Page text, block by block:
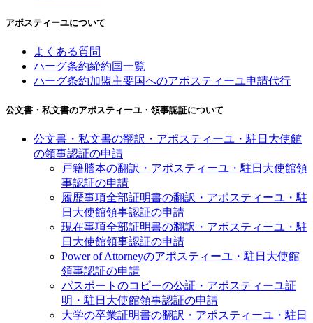
アポスティーユについて
よくある質問
ハーグ条約締約国一覧
ハーグ条約加盟主要国へのアポスティーユ申請代行
公文書・私文書のアポスティーユ・領事認証について
公文書・私文書の翻訳・アポスティーユ・駐日大使館
の領事認証の申請
戸籍謄本の翻訳・アポスティーユ・駐日大使館領
事認証の申請
履歴事項全部証明書の翻訳・アポスティーユ・駐
日大使館領事認証の申請
現在事項全部証明書の翻訳・アポスティーユ・駐
日大使館領事認証の申請
Power of Attorneyのアポスティーユ・駐日大使館
領事認証の申請
パスポートのコピーの公証・アポスティーユ証
明・駐日大使館領事認証の申請
大学の卒業証明書の翻訳・アポスティーユ・駐日